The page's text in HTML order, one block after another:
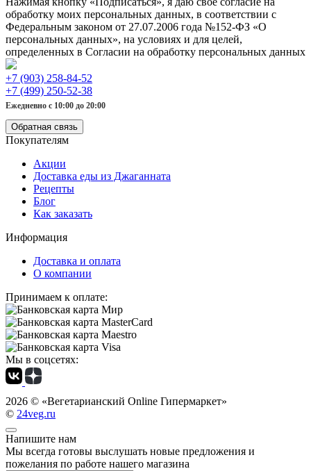
обработку моих персональных данных, в соответствии с
Федеральным законом от 27.07.2006 года №152-ФЗ «О
персональных данных», на условиях и для целей,
определенных в Согласии на обработку персональных данных
+7 (903) 258-84-52
+7 (499) 250-52-38
Ежедневно с 10:00 до 20:00
Обратная связь
Покупателям
Акции
Доставка еды из Джаганната
Рецепты
Блог
Как заказать
Информация
Доставка и оплата
О компании
Принимаем к оплате:
Мы в соцсетях:
2026 © «Вегетарианский Online Гипермаркет»
© 24veg.ru
Напишите нам
Мы всегда готовы выслушать новые предложения и
пожелания по работе нашего магазина